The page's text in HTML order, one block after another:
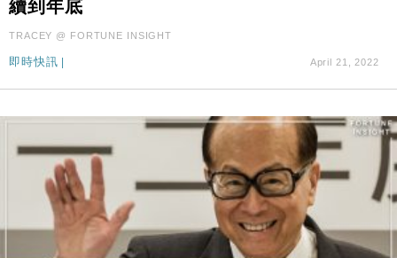
11:30
財經｜精星香港夥菜鳥拓全球智慧倉儲市場 加快海外
14:50
地產｜大酒店中期轉賺2300萬元 斥21億翻新香港及
東京半島
12:30
財經｜香港7月PMI回落至51 企業擴張放慢兼縮減人
手
財經｜黑石傳再籌逾360億美元 支援Anthropic租用
Google晶片
10:57
財經｜美商務部擬擴大金屬關稅範圍 14類產品或加徵
25%
續到年底
TRACEY @ FORTUNE INSIGHT
即時快訊 April 21, 2022